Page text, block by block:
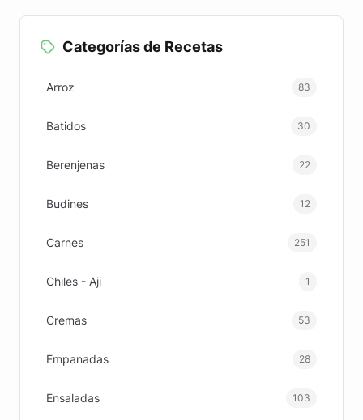
Categorías de Recetas
Arroz 83
Batidos 30
Berenjenas 22
Budines 12
Carnes 251
Chiles - Aji 1
Cremas 53
Empanadas 28
Ensaladas 103